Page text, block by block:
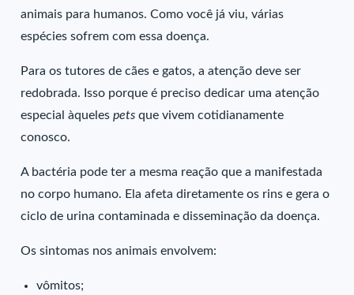
animais para humanos. Como você já viu, várias
espécies sofrem com essa doença.
Para os tutores de cães e gatos, a atenção deve ser
redobrada. Isso porque é preciso dedicar uma atenção
especial àquelespets que vivem cotidianamente
conosco.
A bactéria pode ter a mesma reação que a manifestada
no corpo humano. Ela afeta diretamente os rins e gera o
ciclo de urina contaminada e disseminação da doença.
Os sintomas nos animais envolvem:
vômitos;